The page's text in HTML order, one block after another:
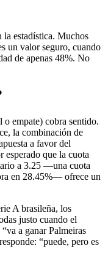
estadística. Muchos
un valor seguro, cuando
de apenas 48%. No
empate) cobra sentido.
la combinación de
a favor del
que la cuota
a 3.25 —una cuota
en 28.45%— ofrece un
A brasileña, los
justo cuando el
a ganar Palmeiras
“puede, pero es